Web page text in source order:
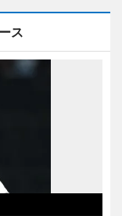
ス